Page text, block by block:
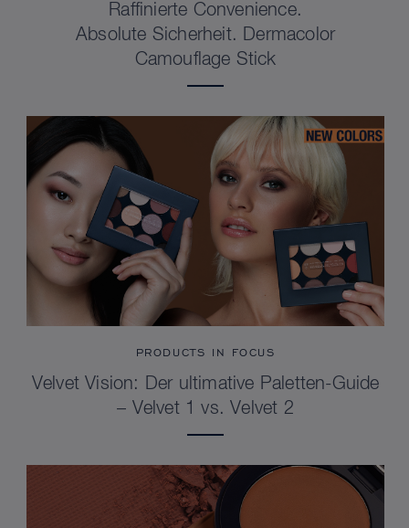
Raffinierte Convenience.
Absolute Sicherheit. Dermacolor
Camouflage Stick
PRODUCTS IN FOCUS
Velvet Vision: Der ultimative Paletten-Guide
– Velvet 1 vs. Velvet 2